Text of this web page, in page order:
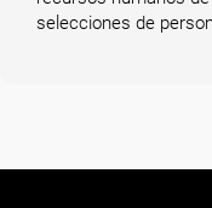
selecciones de